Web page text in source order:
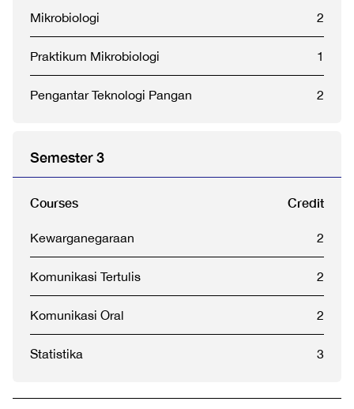
Mikrobiologi 2
Praktikum Mikrobiologi 1
Pengantar Teknologi Pangan 2
Semester 3
Courses Credit
Kewarganegaraan 2
Komunikasi Tertulis 2
Komunikasi Oral 2
Statistika 3